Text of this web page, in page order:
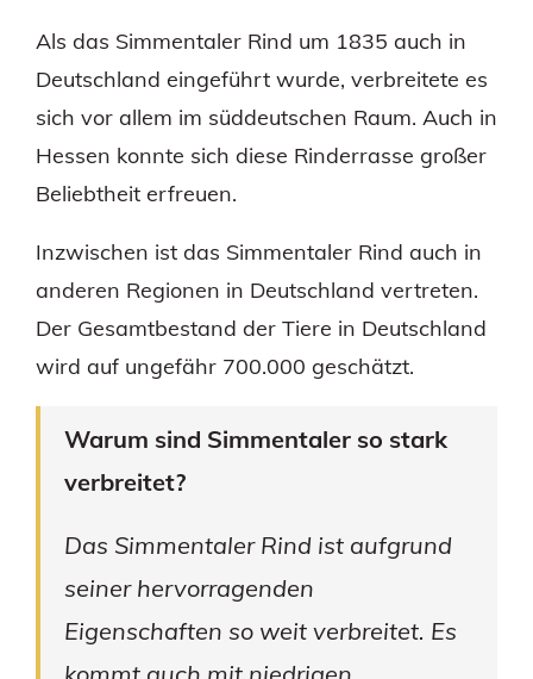
Als das Simmentaler Rind um 1835 auch in
Deutschland eingeführt wurde, verbreitete es
sich vor allem im süddeutschen Raum. Auch in
Hessen konnte sich diese Rinderrasse großer
Beliebtheit erfreuen.
Inzwischen ist das Simmentaler Rind auch in
anderen Regionen in Deutschland vertreten.
Der Gesamtbestand der Tiere in Deutschland
wird auf ungefähr 700.000 geschätzt.
Warum sind Simmentaler so stark
verbreitet?
Das Simmentaler Rind ist aufgrund
seiner hervorragenden
Eigenschaften so weit verbreitet. Es